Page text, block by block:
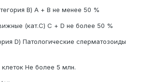
В) А + В не менее 50 %
(кат.С) С + D не более 50 %
D) Патологические сперматозоиды
клеток Не более 5 млн.